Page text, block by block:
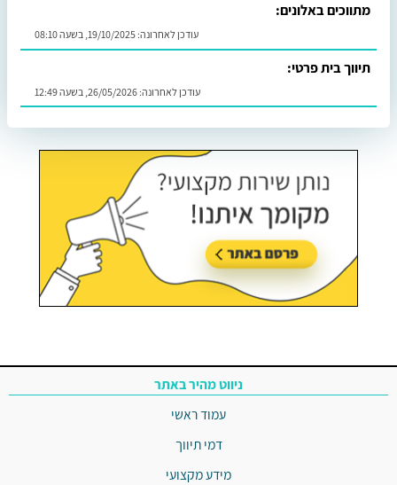
מתווכים באלונים:
עודכן לאחרונה: 19/10/2025, בשעה 08:10
תיווך בית פרטי:
עודכן לאחרונה: 26/05/2026, בשעה 12:49
ניווט מהיר באתר
עמוד ראשי
דמי תיווך
מידע מקצועי